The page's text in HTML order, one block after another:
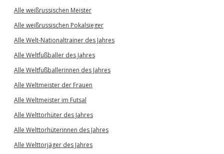
Alle weißrussischen Meister
Alle weißrussischen Pokalsieger
Alle Welt-Nationaltrainer des Jahres
Alle Weltfußballer des Jahres
Alle Weltfußballerinnen des Jahres
Alle Weltmeister der Frauen
Alle Weltmeister im Futsal
Alle Welttorhüter des Jahres
Alle Welttorhüterinnen des Jahres
Alle Welttorjäger des Jahres